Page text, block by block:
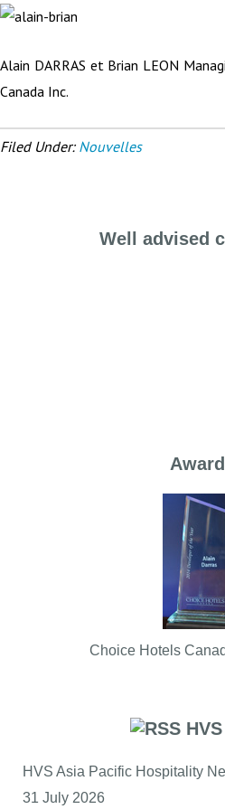
Alain DARRAS et Brian LEON
Canada Inc.
Filed Under: Nouvelles
Well advised
Choice Hotels
HVS Asia Pacific Hospitality
31 July 2026